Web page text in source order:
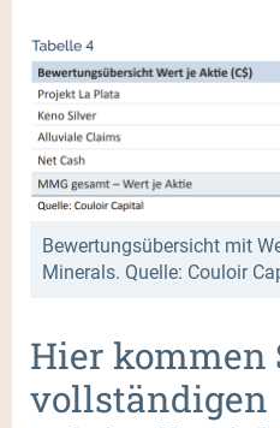
Bewertungsübersicht mit
Minerals. Quelle: Couloir
Hier kommen
vollständigen